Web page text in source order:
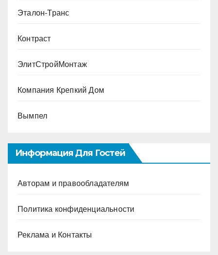
Эталон-Транс
Контраст
ЭлитСтройМонтаж
Компания Крепкий Дом
Вымпел
Информация Для Гостей
Авторам и правообладателям
Политика конфиденциальности
Реклама и Контакты